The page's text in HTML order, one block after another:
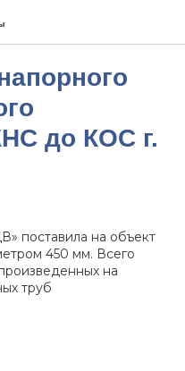
до КОС г.
поставила на объект
450 мм. Всего
на
труб